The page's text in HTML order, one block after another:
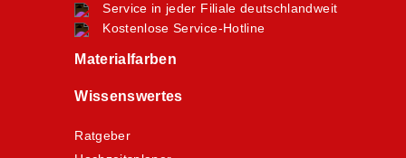
Service in jeder Filiale deutschlandweit
Kostenlose Service-Hotline
Materialfarben
Wissenswertes
Ratgeber